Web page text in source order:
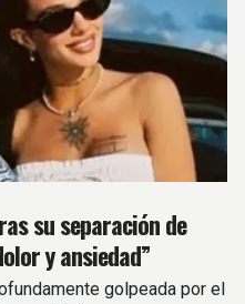
su separación de
y ansiedad”
golpeada por el